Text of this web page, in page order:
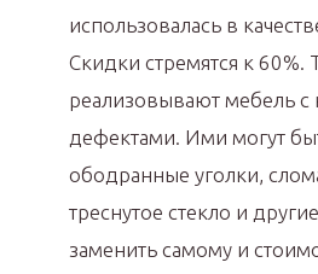
использовалась в
Скидки стремятся к 60%.
реализовывают мебель
дефектами. Ими могут
ободранные уголки,
треснутое стекло и
заменить самому и